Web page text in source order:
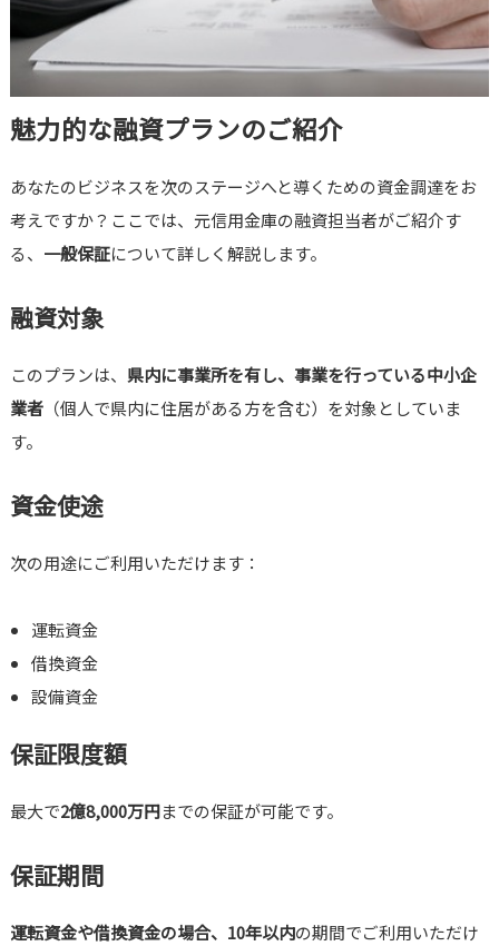
魅力的な融資プランのご紹介
あなたのビジネスを次のステージへと導くための資金調達をお
考えですか？ここでは、元信用金庫の融資担当者がご紹介す
る、 一般保証について詳しく解説します。
融資対象
このプランは、 県内に事業所を有し、事業を行っている中小企
業者（個人で県内に住居がある方を含む）を対象としていま
す。
資金使途
次の用途にご利用いただけます：
運転資金
借換資金
設備資金
保証限度額
最大で2億8,000万円までの保証が可能です。
保証期間
運転資金や借換資金の場合、10年以内の期間でご利用いただけ